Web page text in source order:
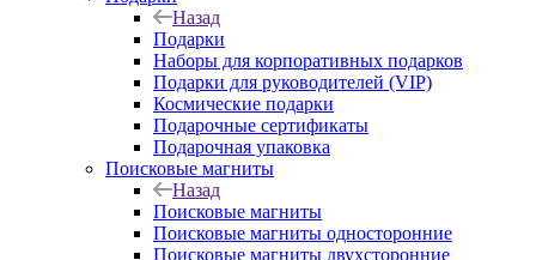
Назад
Подарки
Наборы для корпоративных подарков
Подарки для руководителей (VIP)
Космические подарки
Подарочные сертификаты
Подарочная упаковка
Поисковые магниты
Назад
Поисковые магниты
Поисковые магниты односторонние
Поисковые магниты двухсторонние